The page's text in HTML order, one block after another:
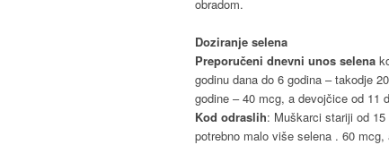
obradom.
Doziranje selena
Preporučeni dnevni unos selena
godinu dana do 6 godina – takodje
godine – 40 mcg, a devojčice od 11
Kod odraslih: Muškarci stariji od
potrebno malo više selena . 60